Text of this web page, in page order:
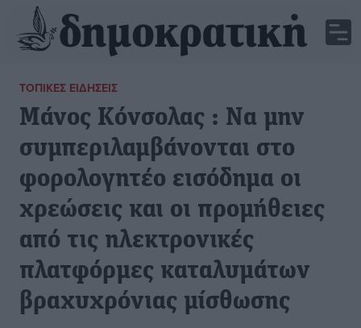
ΤΟΠΙΚΈΣ ΕΙΔΉΣΕΙΣ
Μάνος Κόνσολας : Να μην
συμπεριλαμβάνονται στο
φορολογητέο εισόδημα οι
χρεώσεις και οι προμήθειες
από τις ηλεκτρονικές
πλατφόρμες καταλυμάτων
βραχυχρόνιας μίσθωσης